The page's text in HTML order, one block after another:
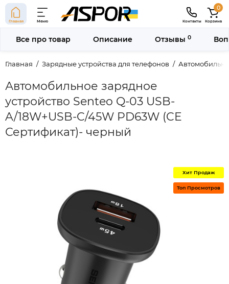
Главная Меню Контакты
0
Корзина
Главная Зарядные устройства для телефонов
Автомобильное зарядное
устройство Senteo Q-03 USB-
A/18W+USB-C/45W PD63W (CE
Сертификат)- черный
Все про товар Описание Отзывы 0
Хит Продаж
Топ Просмотров